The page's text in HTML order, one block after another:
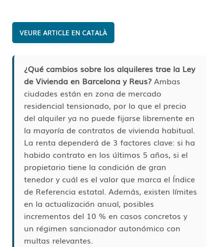
CATALÀ
¿Qué cambios sobre los alquileres trae la Ley
de Vivienda en Barcelona y Reus? Ambas
ciudades están en zona de mercado
residencial tensionado, por lo que el precio
del alquiler ya no puede fijarse libremente en
la mayoría de contratos de vivienda habitual.
La renta dependerá de 3 factores clave: si ha
habido contrato en los últimos 5 años, si el
propietario tiene la condición de gran
tenedor y cuál es el valor que marca el Índice
de Referencia estatal. Además, existen límites
en la actualización anual, posibles
incrementos del 10 % en casos concretos y
un régimen sancionador autonómico con
multas relevantes.